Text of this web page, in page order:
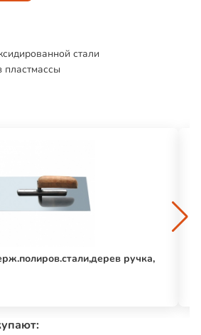
стали
пластмассы
ручка,